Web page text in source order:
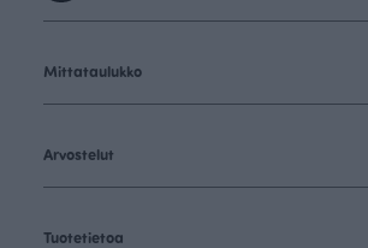
Mittataulukko
Arvostelut
Tuotetietoa